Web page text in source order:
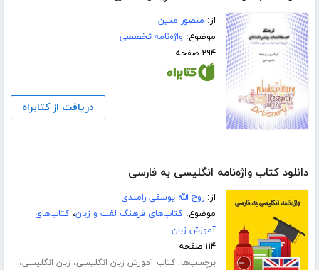
از: منصور متین
موضوع: واژه‌نامه تخصصی
۲۹۴ صفحه
دریافت از کتابراه
دانلود کتاب واژه‌نامه انگلیسی به فارسی
از:روح الله یوسفی رامندی
موضوع:کتاب‌های فرهنگ لغت و زبان،کتاب‌های
آموزش زبان
۱۱۴ صفحه
برچسب‌ها:کتاب آموزش زبان انگلیسی، زبان انگلیسی،